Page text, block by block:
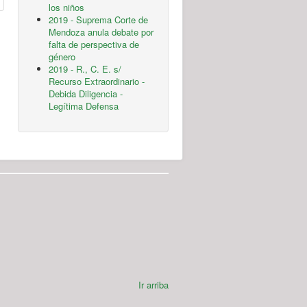
los niños
2019 - Suprema Corte de
Mendoza anula debate por
falta de perspectiva de
género
2019 - R., C. E. s/
Recurso Extraordinario -
Debida Diligencia -
Legítima Defensa
Ir arriba